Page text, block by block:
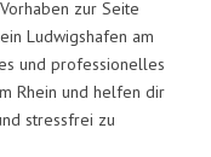
zur Seite
Ludwigshafen am
und professionelles
Rhein und helfen dir
stressfrei zu